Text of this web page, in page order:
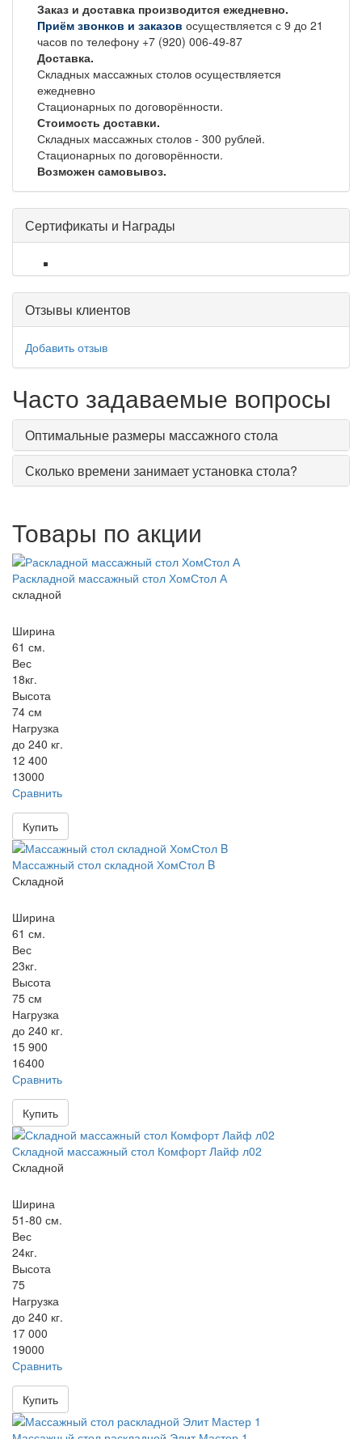
Заказ и доставка производится ежедневно.
Приём звонков и заказов осуществляется с 9 до 21
часов по телефону +7 (920) 006-49-87
Доставка.
Складных массажных столов осуществляется
ежедневно
Стационарных по договорённости.
Стоимость доставки.
Складных массажных столов - 300 рублей.
Стационарных по договорённости.
Возможен самовывоз.
Сертификаты и Награды
Отзывы клиентов
Добавить отзыв
Часто задаваемые вопросы
Оптимальные размеры массажного стола
Сколько времени занимает установка стола?
Товары по акции
Раскладной массажный стол ХомСтол А
складной
Ширина
61 см.
Вес
18кг.
Высота
74 см
Нагрузка
до 240 кг.
12 400
13000
Сравнить
Купить
Массажный стол складной ХомСтол B
Складной
Ширина
61 см.
Вес
23кг.
Высота
75 см
Нагрузка
до 240 кг.
15 900
16400
Сравнить
Купить
Складной массажный стол Комфорт Лайф л02
Складной
Ширина
51-80 см.
Вес
24кг.
Высота
75
Нагрузка
до 240 кг.
17 000
19000
Сравнить
Купить